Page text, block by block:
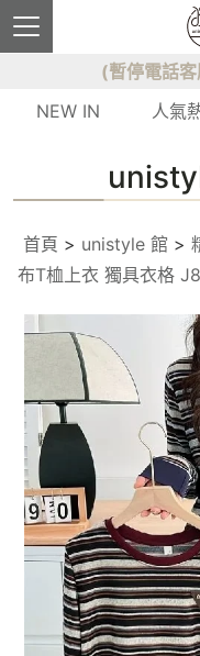
(暫停電話
NEW IN
人氣
首頁 > unistyle 館 >
布T桖上衣 獨具衣格